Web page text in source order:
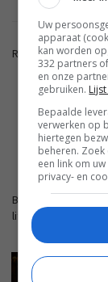
Reacties zijn
Blijf op de hoogte
lifestyleplatform en
Uw
apparaat
kan worden
332 partners
en onze
gebruiken.
Bepaalde
verwerken op
hiertegen
beheren.
een link om
privacy- en